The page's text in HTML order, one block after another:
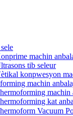
machin
tib seleur
konpwesyon
machin
machin
kat
Vacuum